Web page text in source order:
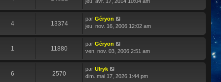
jeu. avr. 17, 2014 10:04 am
4 13374
par Géryon
jeu. nov. 16, 2006 12:02 am
1 11880
par Géryon
ven. nov. 03, 2006 2:51 am
6 2570
par Ulryk
dim. mai 17, 2026 1:44 pm